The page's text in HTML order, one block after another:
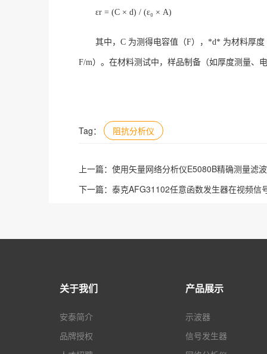
εr = (C × d) / (ε₀ × A)
其中， C 为测得电容值（F），*d* 为材料厚度
F/m）。在材料测试中，样品制备（如厚度测量、
Tag： 阻抗分析仪
上一篇： 使用矢量网络分析仪E5080B精确测量滤
下一篇： 泰克AFG31102任意函数发生器在视频信
关于我们
安泰简介
品牌授权
产品展示
示波器
信号发生器